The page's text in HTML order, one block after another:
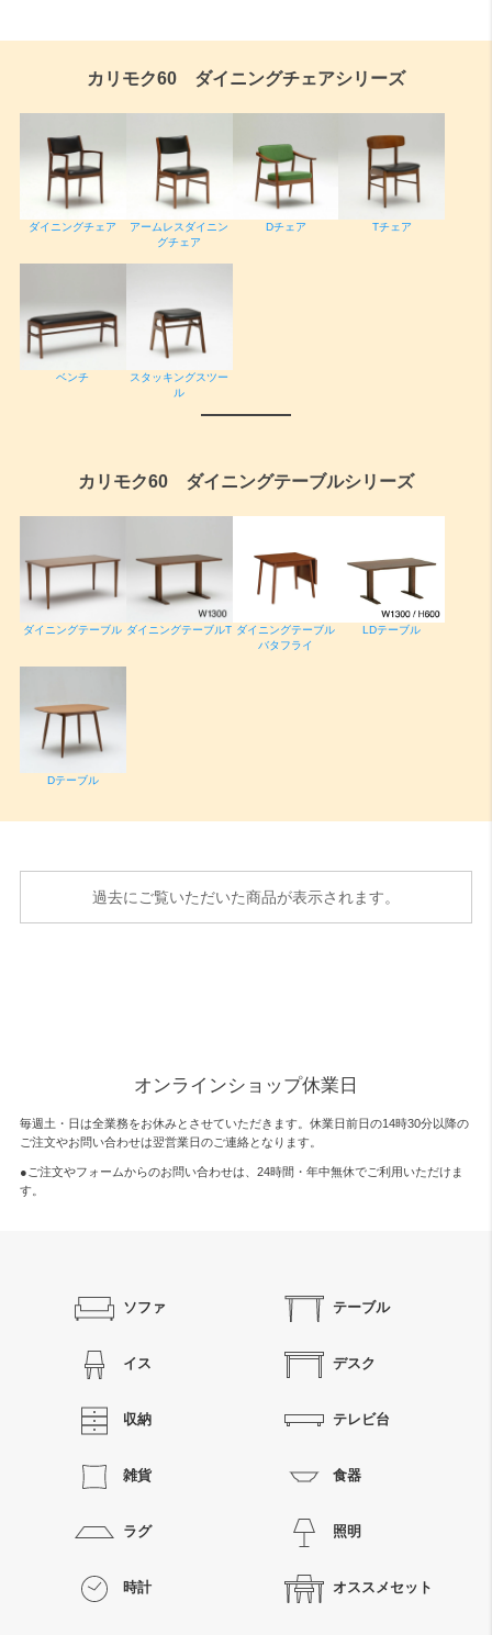
カリモク60 ダイニングチェアシリーズ
ダイニングチェア
アームレスダイニン
グチェア
Dチェア Tチェア
ベンチ
スタッキングスツー
ル
カリモク60 ダイニングテーブルシリーズ
ダイニングテーブル ダイニングテーブルT ダイニングテーブル
バタフライ
LDテーブル
Dテーブル
過去にご覧いただいた商品が表示されます。
オンラインショップ休業日
毎週土・日は全業務をお休みとさせていただきます。休業日前日の14時30分以降の
ご注文やお問い合わせは翌営業日のご連絡となります。
●ご注文やフォームからのお問い合わせは、 24時間・年中無休でご利用いただけま
す。
ソファ テーブル
イス デスク
収納 テレビ台
雑貨 食器
ラグ 照明
時計 オススメセット